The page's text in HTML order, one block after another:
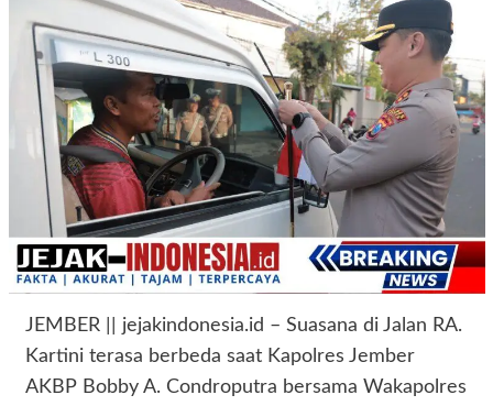
JEMBER || jejakindonesia.id – Suasana di Jalan RA.
Kartini terasa berbeda saat Kapolres Jember
AKBP Bobby A. Condroputra bersama Wakapolres